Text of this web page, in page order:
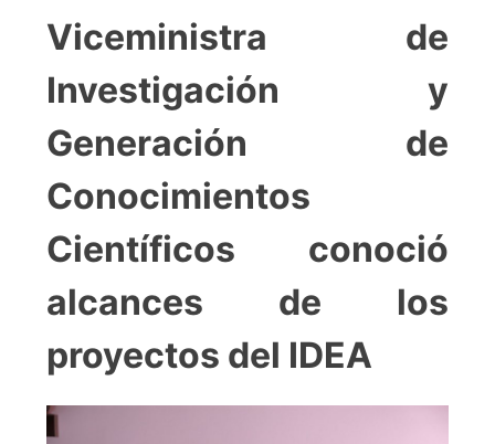
Viceministra de
Investigación y
Generación de
Conocimientos
Científicos conoció
alcances de los
proyectos del IDEA